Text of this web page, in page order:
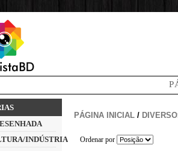
INDÚSTRIA
PÁGINA INICIAL /
Ordenar por